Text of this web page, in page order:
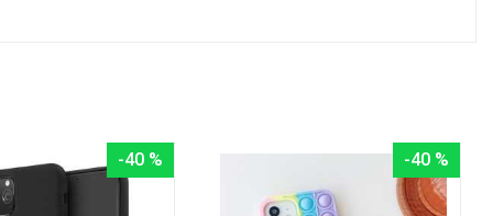
-40 % -40 %